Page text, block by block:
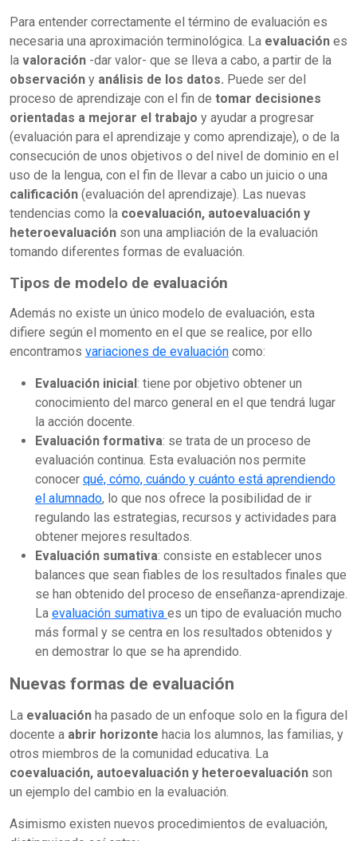
Para entender correctamente el término de evaluación es
necesaria una aproximación terminológica. La evaluación es
la valoración -dar valor- que se lleva a cabo, a partir de la
observación y análisis de los datos. Puede ser del
proceso de aprendizaje con el fin de tomar decisiones
orientadas a mejorar el trabajo y ayudar a progresar
(evaluación para el aprendizaje y como aprendizaje), o de la
consecución de unos objetivos o del nivel de dominio en el
uso de la lengua, con el fin de llevar a cabo un juicio o una
calificación (evaluación del aprendizaje). Las nuevas
tendencias como la coevaluación, autoevaluación y
heteroevaluación son una ampliación de la evaluación
tomando diferentes formas de evaluación.
Tipos de modelo de evaluación
Además no existe un único modelo de evaluación, esta
difiere según el momento en el que se realice, por ello
encontramos variaciones de evaluación como:
Evaluación inicial: tiene por objetivo obtener un
conocimiento del marco general en el que tendrá lugar
la acción docente.
Evaluación formativa: se trata de un proceso de
evaluación continua. Esta evaluación nos permite
conocer qué, cómo, cuándo y cuánto está aprendiendo
el alumnado, lo que nos ofrece la posibilidad de ir
regulando las estrategias, recursos y actividades para
obtener mejores resultados.
Evaluación sumativa: consiste en establecer unos
balances que sean fiables de los resultados finales que
se han obtenido del proceso de enseñanza-aprendizaje.
La evaluación sumativa es un tipo de evaluación mucho
más formal y se centra en los resultados obtenidos y
en demostrar lo que se ha aprendido.
Nuevas formas de evaluación
La evaluación ha pasado de un enfoque solo en la figura del
docente a abrir horizonte hacia los alumnos, las familias, y
otros miembros de la comunidad educativa. La
coevaluación, autoevaluación y heteroevaluación son
un ejemplo del cambio en la evaluación.
Asimismo existen nuevos procedimientos de evaluación,